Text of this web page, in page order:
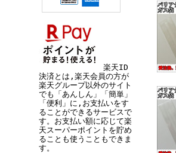
楽天ID
決済とは,楽天会員の方が
楽天グループ以外のサイト
でも「あんしん」「簡単」
「便利」に,お支払いをす
ることができるサービスで
す。お支払い額に応じて楽
天スーパーポイントを貯め
ることも使うこともできま
す。